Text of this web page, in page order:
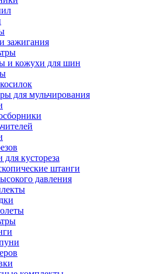
зажигания
и кожухи для шин
для мульчирования
кустореза
штанги
давления